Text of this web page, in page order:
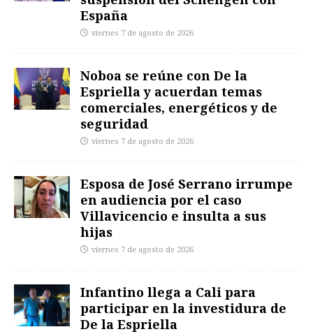
España
viernes 7 de agosto de 2026
Noboa se reúne con De la
Espriella y acuerdan temas
comerciales, energéticos y de
seguridad
viernes 7 de agosto de 2026
Esposa de José Serrano irrumpe
en audiencia por el caso
Villavicencio e insulta a sus
hijas
viernes 7 de agosto de 2026
Infantino llega a Cali para
participar en la investidura de
De la Espriella